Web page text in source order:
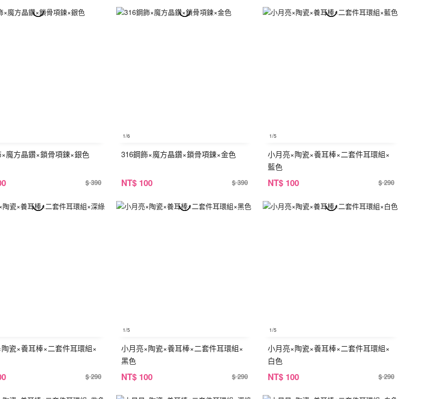
魔方晶鑽×鎖骨項鍊×銀色
$ 390
1/6
316鋼飾×魔方晶鑽×鎖骨項鍊×金色
NT$ 100 $ 390
1/5
小月亮×陶瓷×養耳棒×二套件耳環組×
藍色
NT$ 100 $ 290
瓷×養耳棒×二套件耳環組×
$ 290
1/5
小月亮×陶瓷×養耳棒×二套件耳環組×
黑色
NT$ 100 $ 290
1/5
小月亮×陶瓷×養耳棒×二套件耳環組×
白色
NT$ 100 $ 290